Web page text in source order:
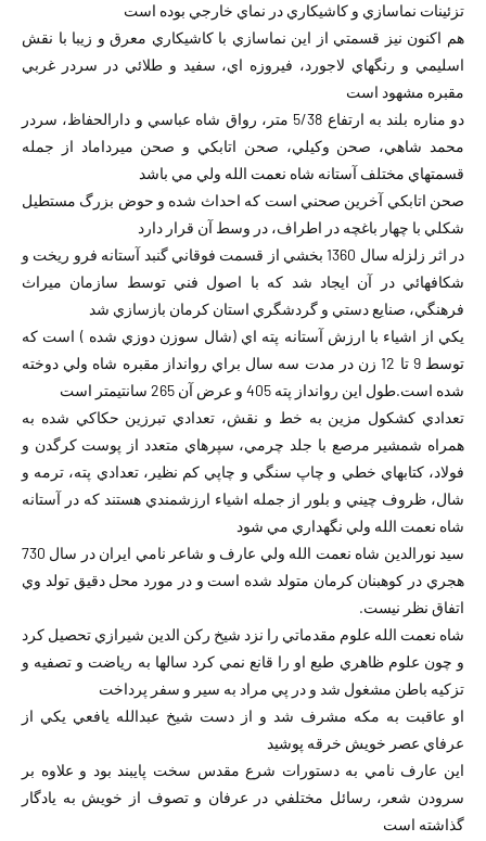
تزئينات نماسازي و کاشيکاري در نماي خارجي بوده است
هم اکنون نيز قسمتي از اين نماسازي با کاشيکاري معرق و زيبا با نقش
اسليمي و رنگهاي لاجورد، فيروزه اي، سفيد و طلائي در سردر غربي
مقبره مشهود است
دو مناره بلند به ارتفاع 5/38 متر، رواق شاه عباسي و دارالحفاظ، سردر
محمد شاهي، صحن وکيلي، صحن اتابکي و صحن ميرداماد از جمله
قسمتهاي مختلف آستانه شاه نعمت الله ولي مي باشد
صحن اتابکي آخرين صحني است که احداث شده و حوض بزرگ مستطيل
شکلي با چهار باغچه در اطراف، در وسط آن قرار دارد
در اثر زلزله سال 1360 بخشي از قسمت فوقاني گنبد آستانه فرو ريخت و
شکافهائي در آن ايجاد شد که با اصول فني توسط سازمان ميراث
فرهنگي، صنايع دستي و گردشگري استان کرمان بازسازي شد
يکي از اشياء با ارزش آستانه پته اي (شال سوزن دوزي شده ) است که
توسط 9 تا 12 زن در مدت سه سال براي روانداز مقبره شاه ولي دوخته
شده است.طول اين روانداز پته 405 و عرض آن 265 سانتيمتر است
تعدادي کشکول مزين به خط و نقش، تعدادي تبرزين حکاکي شده به
همراه شمشير مرصع با جلد چرمي، سپرهاي متعدد از پوست کرگدن و
فولاد، کتابهاي خطي و چاپ سنگي و چاپي کم نظير، تعدادي پته، ترمه و
شال، ظروف چيني و بلور از جمله اشياء ارزشمندي هستند که در آستانه
شاه نعمت الله ولي نگهداري مي شود
سيد نورالدين شاه نعمت الله ولي عارف و شاعر نامي ايران در سال 730
هجري در کوهبنان کرمان متولد شده است و در مورد محل دقيق تولد وي
اتفاق نظر نيست.
شاه نعمت الله علوم مقدماتي را نزد شيخ رکن الدين شيرازي تحصيل کرد
و چون علوم ظاهري طبع او را قانع نمي کرد سالها به رياضت و تصفيه و
تزکيه باطن مشغول شد و در پي مراد به سير و سفر پرداخت
او عاقبت به مکه مشرف شد و از دست شيخ عبدالله يافعي يکي از
عرفاي عصر خويش خرقه پوشيد
اين عارف نامي به دستورات شرع مقدس سخت پايبند بود و علاوه بر
سرودن شعر، رسائل مختلفي در عرفان و تصوف از خويش به يادگار
گذاشته است